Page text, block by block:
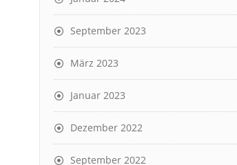
September 2023
März 2023
Januar 2023
Dezember 2022
September 2022